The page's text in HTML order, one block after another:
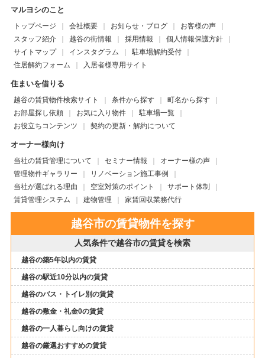
マルヨシのこと
トップページ 会社概要 お知らせ・ブログ
お客様の声
スタッフ紹介
越谷の街情報 採用情報
個人情報保護方針
サイトマップ
インスタグラム
駐車場解約受付
住居解約フォーム
入居者様専用サイト
住まいを借りる
越谷の賃貸物件検索サイト 条件から探す
町名から探す
お部屋探し依頼
お気に入り物件
駐車場一覧
お役立ちコンテンツ
契約の更新・解約について
オーナー様向け
当社の賃貸管理について セミナー情報
オーナー様の声
管理物件ギャラリー
リノベーション施工事例
当社が選ばれる理由
空室対策のポイント
サポート体制
賃貸管理システム
建物管理 家賃回収業務代行
越谷市の賃貸物件を探す
人気条件で越谷市の賃貸を検索
越谷の築5年以内の賃貸
越谷の駅近10分以内の賃貸
越谷のバス・トイレ別の賃貸
越谷の敷金・礼金0の賃貸
越谷の一人暮らし向けの賃貸
越谷の厳選おすすめの賃貸